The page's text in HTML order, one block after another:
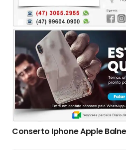
Conserto Iphone Apple